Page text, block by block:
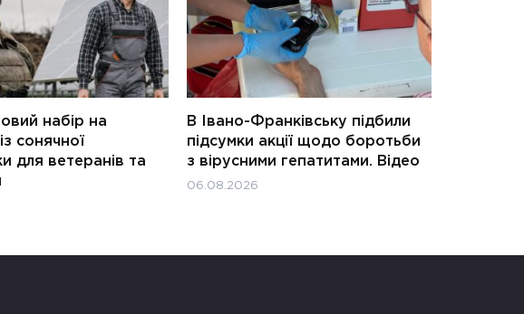
набір на
сонячної
для ветеранів та
В Івано-Франківську підбили
підсумки акції щодо боротьби
з вірусними гепатитами. Відео
06.08.2026